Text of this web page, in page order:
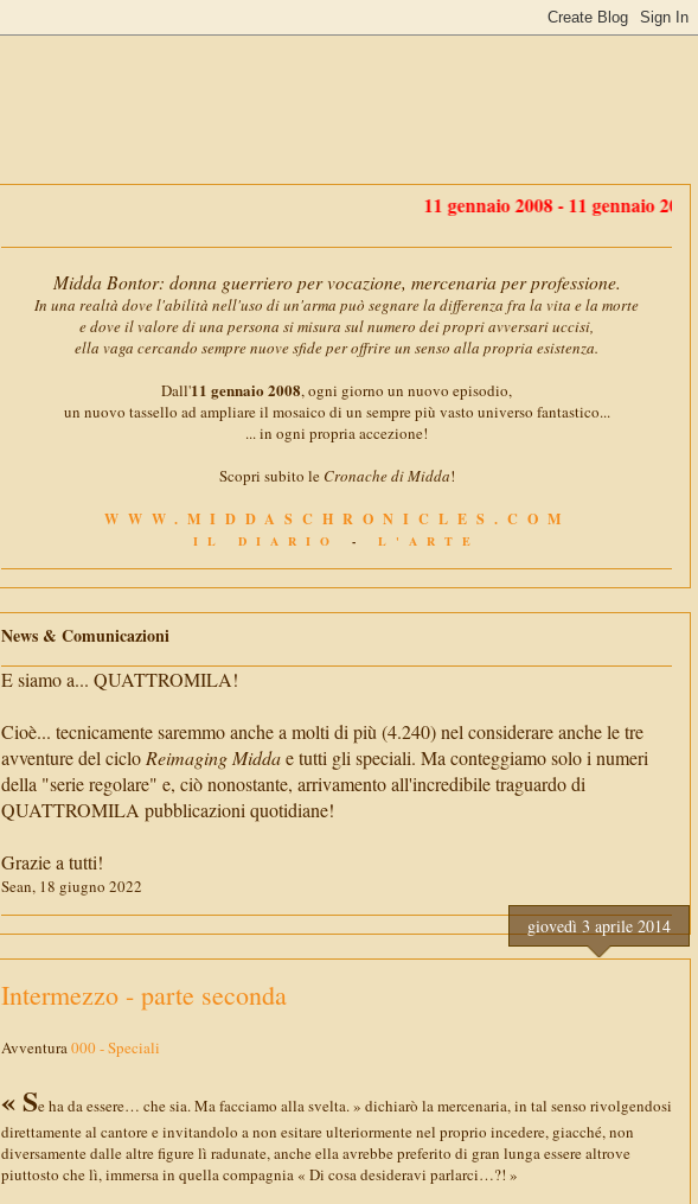
11 gennaio 2008 - 11 gennaio 2018: dieci
Midda Bontor: donna guerriero per vocazione, mercenaria per professione.
In una realtà dove l'abilità nell'uso di un'arma può segnare la differenza fra la vita e la morte
e dove il valore di una persona si misura sul numero dei propri avversari uccisi,
ella vaga cercando sempre nuove sfide per offrire un senso alla propria esistenza.
Dall'11 gennaio 2008, ogni giorno un nuovo episodio,
un nuovo tassello ad ampliare il mosaico di un sempre più vasto universo fantastico...
... in ogni propria accezione!
Scopri subito le Cronache di Midda!
WWW.MIDDASCHRONICLES.COM
IL DIARIO - L'ARTE
News & Comunicazioni
E siamo a... QUATTROMILA!
Cioè... tecnicamente saremmo anche a molti di più (4.240) nel considerare anche le tre
avventure del cicloReimaging Middae tutti gli speciali. Ma conteggiamo solo i numeri
della "serie regolare" e, ciò nonostante, arrivamento all'incredibile traguardo di
QUATTROMILA pubblicazioni quotidiane!
Grazie a tutti!
Sean, 18 giugno 2022
giovedì 3 aprile 2014
Intermezzo - parte seconda
Avventura000 - Speciali
« Se ha da essere… che sia. Ma facciamo alla svelta. » dichiarò la mercenaria, in tal senso rivolgendosi
direttamente al cantore e invitandolo a non esitare ulteriormente nel proprio incedere, giacché, non
diversamente dalle altre figure lì radunate, anche ella avrebbe preferito di gran lunga essere altrove
piuttosto che lì, immersa in quella compagnia « Di cosa desideravi parlarci…?! »